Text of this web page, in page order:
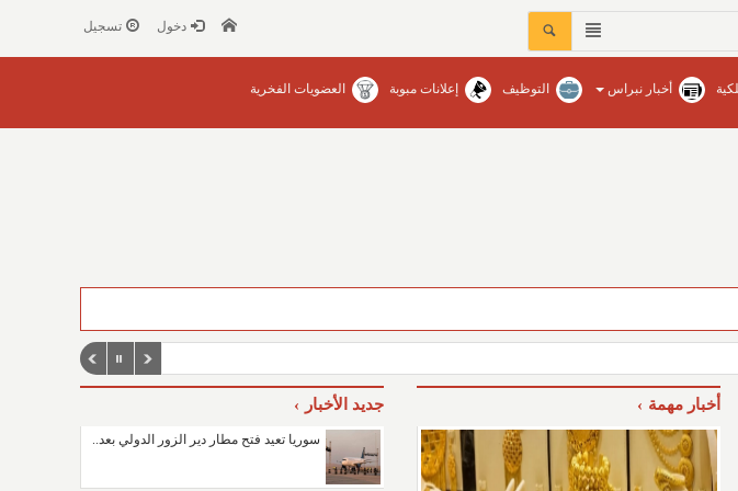
دخول تسجيل
أخبار نبراس التوظيف إعلانات مبوبة العضويات الفخرية
عبدالله
أخبار مهمة جديد الأخبار
سوريا تعيد فتح مطار دير الزور الدولي بعد..